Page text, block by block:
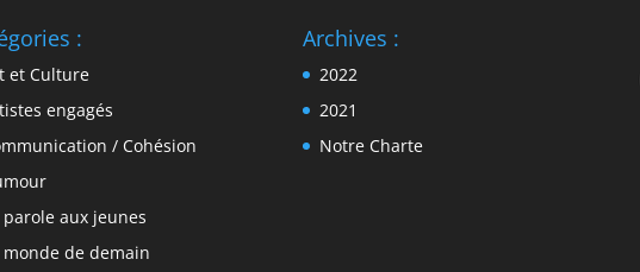
:
et Culture
engagés
/ Cohésion
parole aux jeunes
monde de demain
Archives :
2022
2021
Notre Charte